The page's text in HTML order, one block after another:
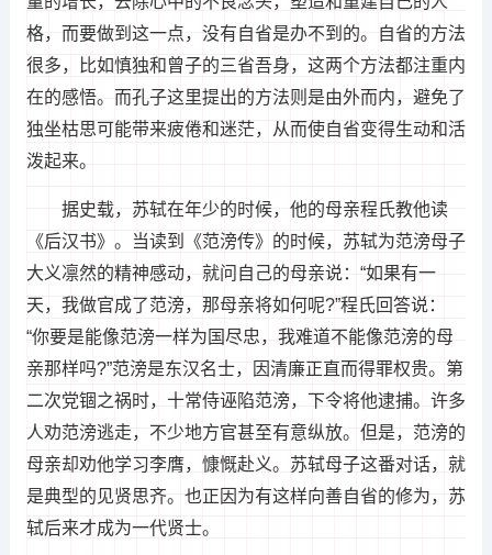
格，而要做到这一点，没有自省是办不到的。自省的方法
很多，比如慎独和曾子的三省吾身，这两个方法都注重内
在的感悟。而孔子这里提出的方法则是由外而内，避免了
独坐枯思可能带来疲倦和迷茫，从而使自省变得生动和活
泼起来。
据史载，苏轼在年少的时候，他的母亲程氏教他读
《后汉书》。当读到《范滂传》的时候，苏轼为范滂母子
大义凛然的精神感动，就问自己的母亲说：“如果有一
天，我做官成了范滂，那母亲将如何呢?”程氏回答说：
“你要是能像范滂一样为国尽忠，我难道不能像范滂的母
亲那样吗?”范滂是东汉名士，因清廉正直而得罪权贵。第
二次党锢之祸时，十常侍诬陷范滂，下令将他逮捕。许多
人劝范滂逃走，不少地方官甚至有意纵放。但是，范滂的
母亲却劝他学习李膺，慷慨赴义。苏轼母子这番对话，就
是典型的见贤思齐。也正因为有这样向善自省的修为，苏
轼后来才成为一代贤士。